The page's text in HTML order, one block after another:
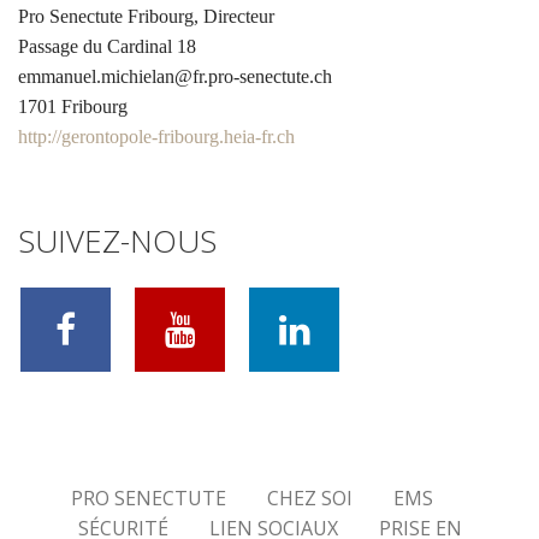
Pro Senectute Fribourg, Directeur
Passage du Cardinal 18
emmanuel.michielan@fr.pro-senectute.ch
1701 Fribourg
http://gerontopole-fribourg.heia-fr.ch
SUIVEZ-NOUS
PRO SENECTUTE CHEZ SOI
EMS
SÉCURITÉ
LIEN SOCIAUX PRISE EN